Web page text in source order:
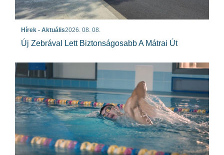
Hírek - Aktuális2026. 08. 08.
Új Zebrával Lett Biztonságosabb A Mátrai Út